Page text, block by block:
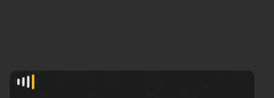
Agronegócios